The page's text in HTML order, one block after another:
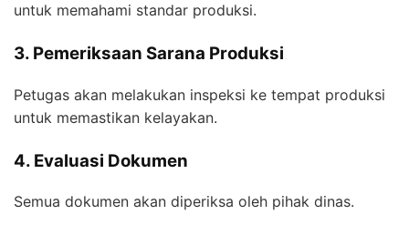
untuk memahami standar produksi.
3. Pemeriksaan Sarana Produksi
Petugas akan melakukan inspeksi ke tempat produksi
untuk memastikan kelayakan.
4. Evaluasi Dokumen
Semua dokumen akan diperiksa oleh pihak dinas.